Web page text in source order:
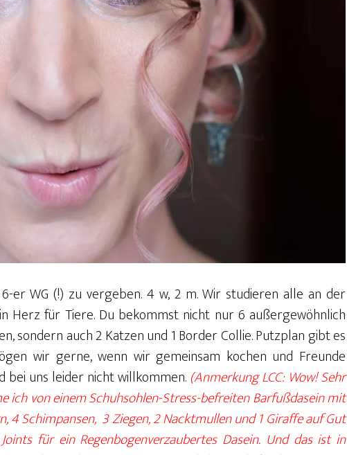
er WG (!) zu vergeben. 4 w, 2 m. Wir studieren alle an der
Herz für Tiere. Du bekommst nicht nur 6 außergewöhnlich
sondern auch 2 Katzen und 1 Border Collie. Putzplan gibt es
wir gerne, wenn wir gemeinsam kochen und Freunde
bei uns leider nicht willkommen. (Anmerkung LCC: Wow! Sehr
ich von einem Schuhsohlen-Stress-befreiten Barfußdasein mit
4 Schimpansen, 3 Ziegen, 2 Nacktmullen und 1 Giraffe auf Gut
für ein Regenbogenverzaubertes Dasein. Und das ist in